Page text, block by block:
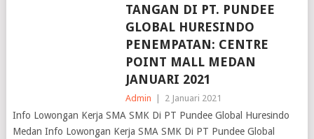
TANGAN DI PT. PUNDEE
GLOBAL HURESINDO
PENEMPATAN: CENTRE
POINT MALL MEDAN
JANUARI 2021
Admin 2 Januari 2021
Info Lowongan Kerja SMA SMK Di PT Pundee Global Huresindo
Medan Info Lowongan Kerja SMA SMK Di PT Pundee Global